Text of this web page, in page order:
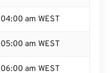
04:00 am WEST
05:00 am WEST
06:00 am WEST